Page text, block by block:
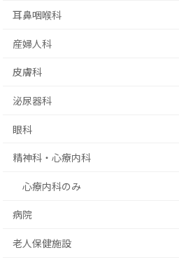
耳鼻咽喉科
産婦人科
皮膚科
泌尿器科
眼科
精神科・心療内科
心療内科のみ
病院
老人保健施設